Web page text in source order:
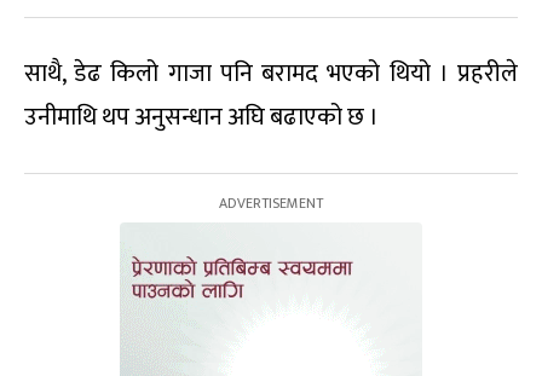
साथै, डेढ किलो गाजा पनि बरामद भएको थियो । प्रहरीले
उनीमाथि थप अनुसन्धान अघि बढाएको छ ।